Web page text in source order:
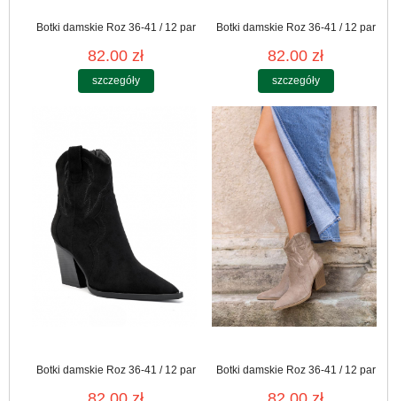
Botki damskie Roz 36-41 / 12 par
82.00 zł
szczegóły
Botki damskie Roz 36-41 / 12 par
82.00 zł
szczegóły
Botki damskie Roz 36-41 / 12 par Botki damskie Roz 36-41 / 12 par